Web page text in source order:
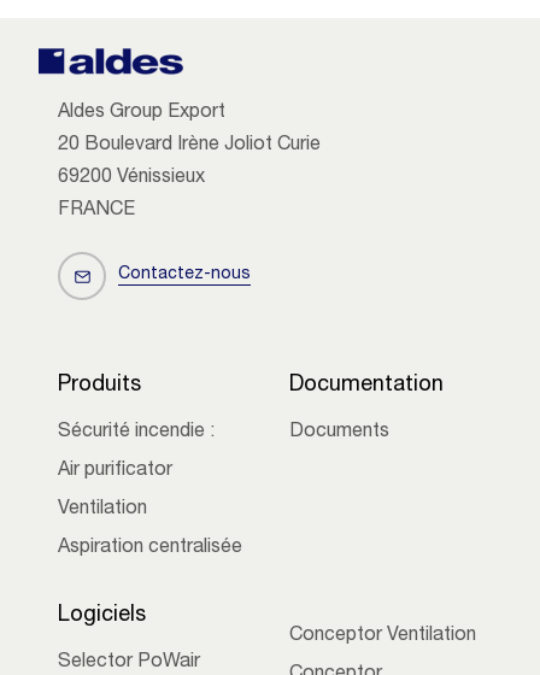
Aldes Group Export
20 Boulevard Irène Joliot Curie
69200 Vénissieux
FRANCE
Contactez-nous
Produits
Sécurité incendie :
Air purificator
Ventilation
Aspiration centralisée
Documentation
Documents
Logiciels
Selector PoWair
Conceptor Ventilation